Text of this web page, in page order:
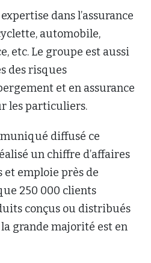
dans l’assurance
automobile,
etc. Le groupe est aussi
des risques
et en assurance
les particuliers.
diffusé ce
un chiffre d’affaires
et emploie près de
250 000 clients
conçus ou distribués
grande majorité est en